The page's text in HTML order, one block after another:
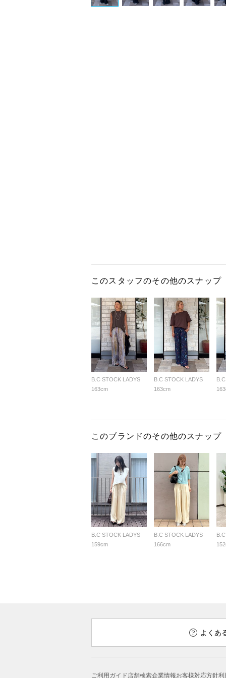
このスタッフのその他のスナップ
B.C STOCK LADYS
163cm
B.C STOCK LADYS
163cm
このブランドのその他のスナップ
B.C STOCK LADYS
159cm
B.C STOCK LADYS
166cm
よくあ
ご利用ガイド店舗検索企業情報お客様対応方針利